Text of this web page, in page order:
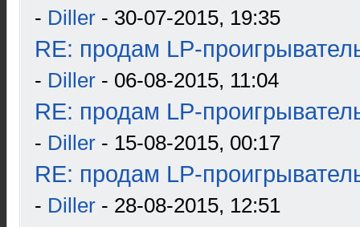
- Diller - 30-07-2015, 19:35
RE: продам LP-
- Diller - 06-08-2015, 11:04
RE: продам LP-
- Diller - 15-08-2015, 00:17
RE: продам LP-
- Diller - 28-08-2015, 12:51